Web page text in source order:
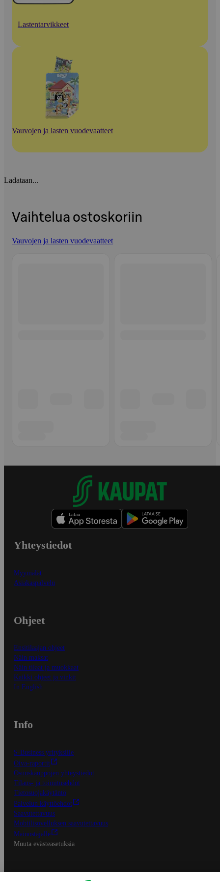
Lastentarvikkeet
Vauvojen ja lasten vuodevaatteet
Ladataan...
Vaihtelua ostoskoriin
Vauvojen ja lasten vuodevaatteet
Yhteystiedot
Myymälät
Asiakaspalvelu
Ohjeet
Ensitilaajan ohjeet
Näin maksat
Näin tilaat ja muokkaat
Kaikki ohjeet ja vinkit
In English
Info
S-Business yrityksille
Oiva-raportit
Osuuskauppojen yhteystiedot
Tilaus- ja toimitusehdot
Tietosuojakäytäntö
Palvelun käyttöehdot
Saavutettavuus
Mobiilisovelluksen saavutettavuus
Mainostajalle
Muuta evästeasetuksia